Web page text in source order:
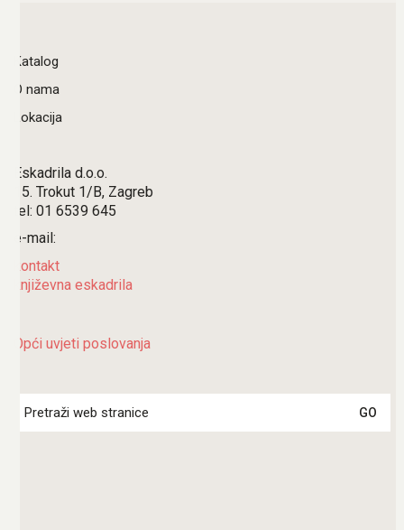
Katalog
O nama
Lokacija
Eskadrila d.o.o.
15. Trokut 1/B, Zagreb
tel: 01 6539 645
e-mail:
kontakt
književna eskadrila
Opći uvjeti poslovanja
for: